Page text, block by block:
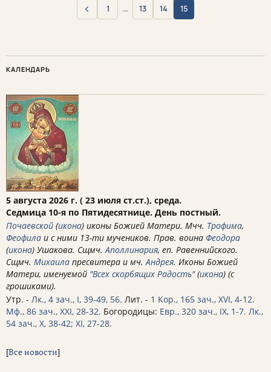
Назад
‹ 1 … 13 14 15
КАЛЕНДАРЬ
5 августа 2026 г. ( 23 июля ст.ст.), среда.
Седмица 10-я по Пятидесятнице. День постный.
Почаевской (икона) иконы Божией Матери. Мчч. Трофима,
Феофила и с ними 13-ти мучеников. Прав. воина Феодора
(икона) Ушакова. Сщмч. Аполлинария, еп. Равеннийского.
Сщмч. Михаила пресвитера и мч. Андрея. Иконы Божией
Матери, именуемой "Всех скорбящих Радость"(икона) (с
грошиками).
Утр. - Лк., 4 зач., I, 39-49, 56. Лит. - 1 Кор., 165 зач., XVI, 4-12.
Мф., 86 зач., XXI, 28-32. Богородицы: Евр., 320 зач., IX, 1-7. Лк.,
54 зач., X, 38-42; XI, 27-28.
[Все новости]